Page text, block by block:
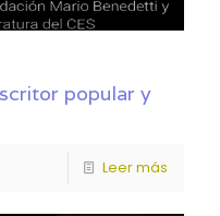
popular y
Leer más